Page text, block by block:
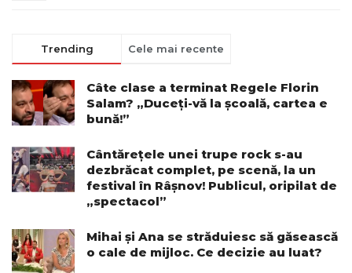
Trending Cele mai recente
Câte clase a terminat Regele Florin
Salam? „Duceți-vă la școală, cartea e
bună!”
Cântărețele unei trupe rock s-au
dezbrăcat complet, pe scenă, la un
festival în Râșnov! Publicul, oripilat de
„spectacol”
Mihai și Ana se străduiesc să găsească
o cale de mijloc. Ce decizie au luat?